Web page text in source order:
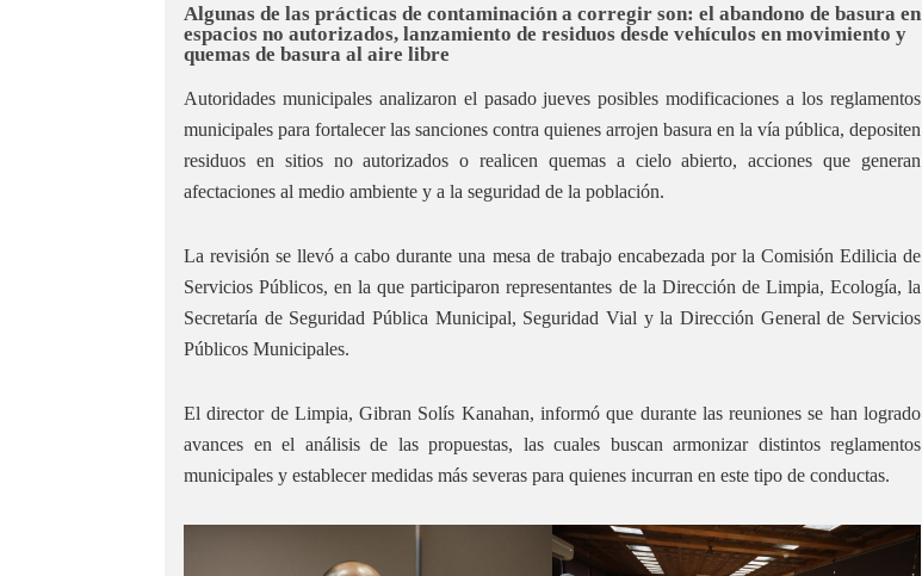
Algunas de las prácticas de contaminación a corregir son: el abandono de basura en
espacios no autorizados, lanzamiento de residuos desde vehículos en movimiento y
quemas de basura al aire libre
Autoridades municipales analizaron el pasado jueves posibles modificaciones a los reglamentos
municipales para fortalecer las sanciones contra quienes arrojen basura en la vía pública, depositen
residuos en sitios no autorizados o realicen quemas a cielo abierto, acciones que generan
afectaciones al medio ambiente y a la seguridad de la población.
La revisión se llevó a cabo durante una mesa de trabajo encabezada por la Comisión Edilicia de
Servicios Públicos, en la que participaron representantes de la Dirección de Limpia, Ecología, la
Secretaría de Seguridad Pública Municipal, Seguridad Vial y la Dirección General de Servicios
Públicos Municipales.
El director de Limpia, Gibran Solís Kanahan, informó que durante las reuniones se han logrado
avances en el análisis de las propuestas, las cuales buscan armonizar distintos reglamentos
municipales y establecer medidas más severas para quienes incurran en este tipo de conductas.